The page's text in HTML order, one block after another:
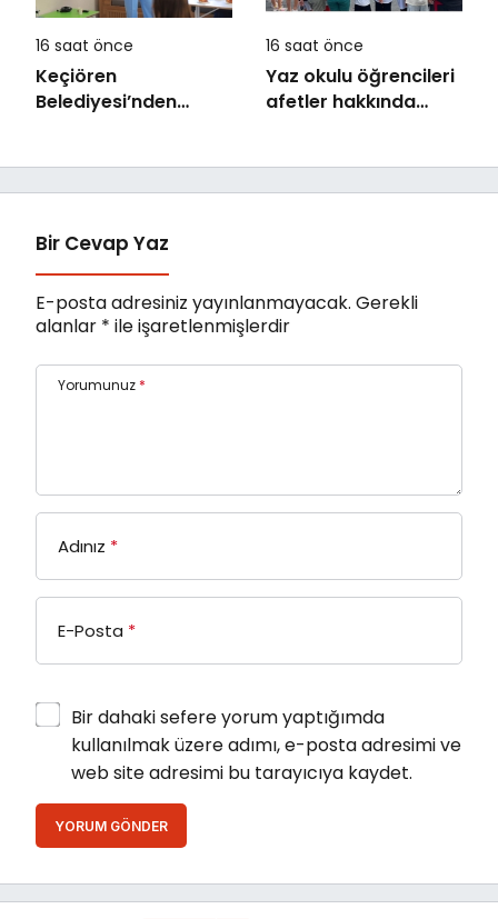
16 saat önce
Keçiören
Belediyesi’nden
16 saat önce
Yaz okulu öğrencileri
afetler hakkında
Bir Cevap Yaz
E-posta adresiniz yayınlanmayacak. Gerekli
alanlar * ile işaretlenmişlerdir
Yorumunuz *
Adınız *
E-Posta *
Bir dahaki sefere yorum yaptığımda
kullanılmak üzere adımı, e-posta adresimi ve
web site adresimi bu tarayıcıya kaydet.
YORUM GÖNDER